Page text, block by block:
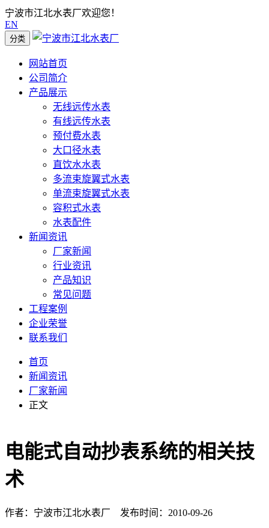
宁波市江北水表厂欢迎您！
EN
分类
网站首页
公司简介
产品展示
无线远传水表
有线远传水表
预付费水表
大口径水表
直饮水水表
多流束旋翼式水表
单流束旋翼式水表
容积式水表
水表配件
新闻资讯
厂家新闻
行业资讯
产品知识
常见问题
工程案例
企业荣誉
联系我们
首页
新闻资讯
厂家新闻
正文
电能式自动抄表系统的相关技
术
作者：宁波市江北水表厂 发布时间：2010-09-26